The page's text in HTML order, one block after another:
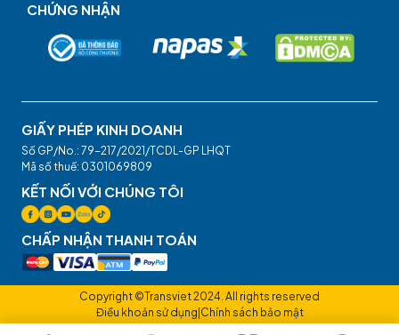
CHỨNG NHẬN
GIẤY PHÉP KINH DOANH
Số GP/No.: 79-217/2021/TCDL-GP LHQT
Mã số thuế: 0301069809
KẾT NỐI VỚI CHÚNG TÔI
CHẤP NHẬN THANH TOÁN
Copyright ©Transviet 2024. All rights reserved
Điều khoản sử dụng Chính sách bảo mật